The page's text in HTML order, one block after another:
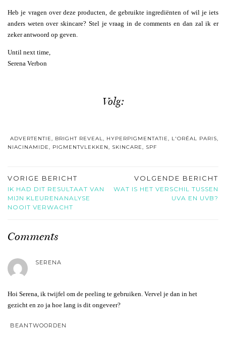
Heb je vragen over deze producten, de gebruikte ingrediënten of wil je iets
anders weten over skincare? Stel je vraag in de comments en dan zal ik er
zeker antwoord op geven.
Until next time,
Serena Verbon
Volg:
ADVERTENTIE, BRIGHT REVEAL, HYPERPIGMENTATIE, L'ORÉAL PARIS,
NIACINAMIDE, PIGMENTVLEKKEN, SKINCARE, SPF
VORIGE BERICHT
IK HAD DIT RESULTAAT VAN
MIJN KLEURENANALYSE
NOOIT VERWACHT
VOLGENDE BERICHT
WAT IS HET VERSCHIL TUSSEN
UVA EN UVB?
Comments
SERENA
Hoi Serena, ik twijfel om de peeling te gebruiken. Vervel je dan in het
gezicht en zo ja hoe lang is dit ongeveer?
BEANTWOORDEN